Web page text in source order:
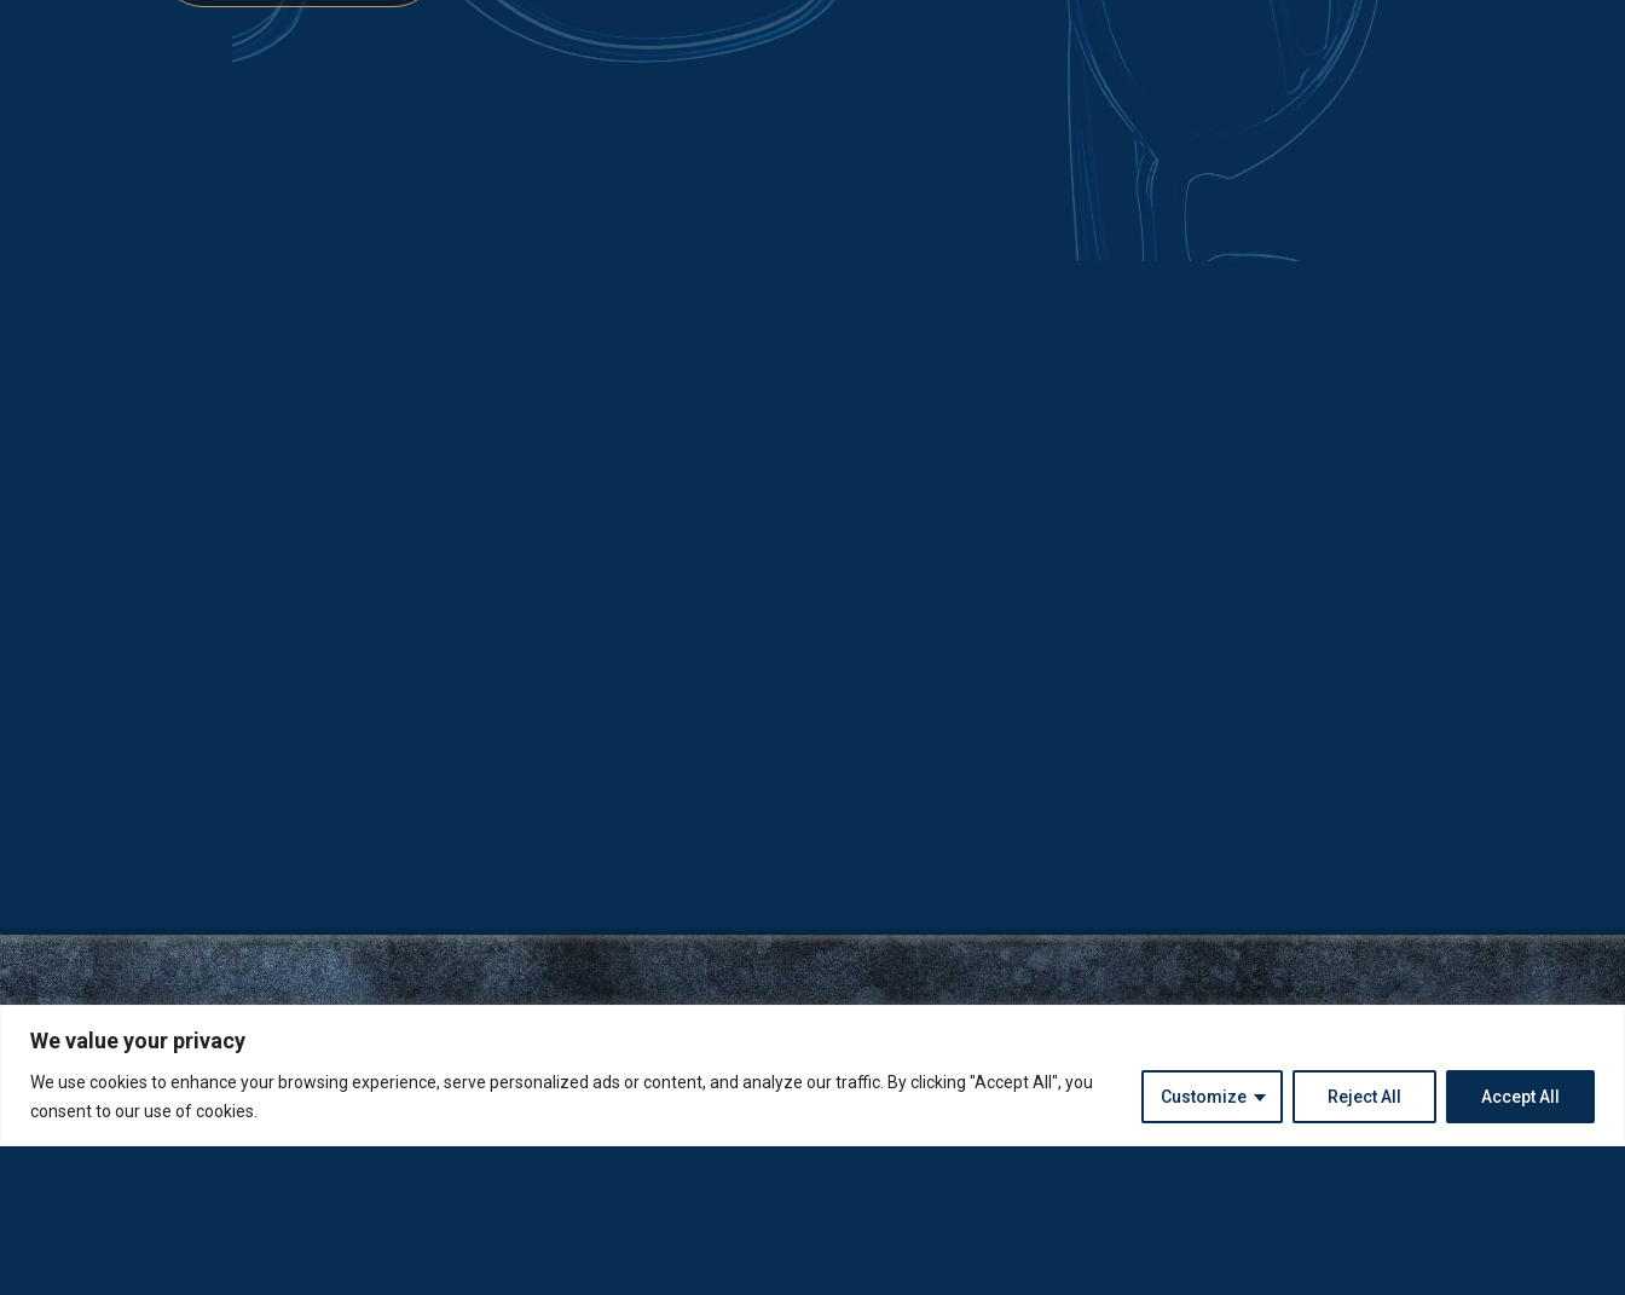
We value your privacy
We use cookies to enhance your browsing experience, serve personalized ads or content, and analyze our traffic. By clicking "Accept All", you
consent to our use of cookies.
Customize Reject All Accept All